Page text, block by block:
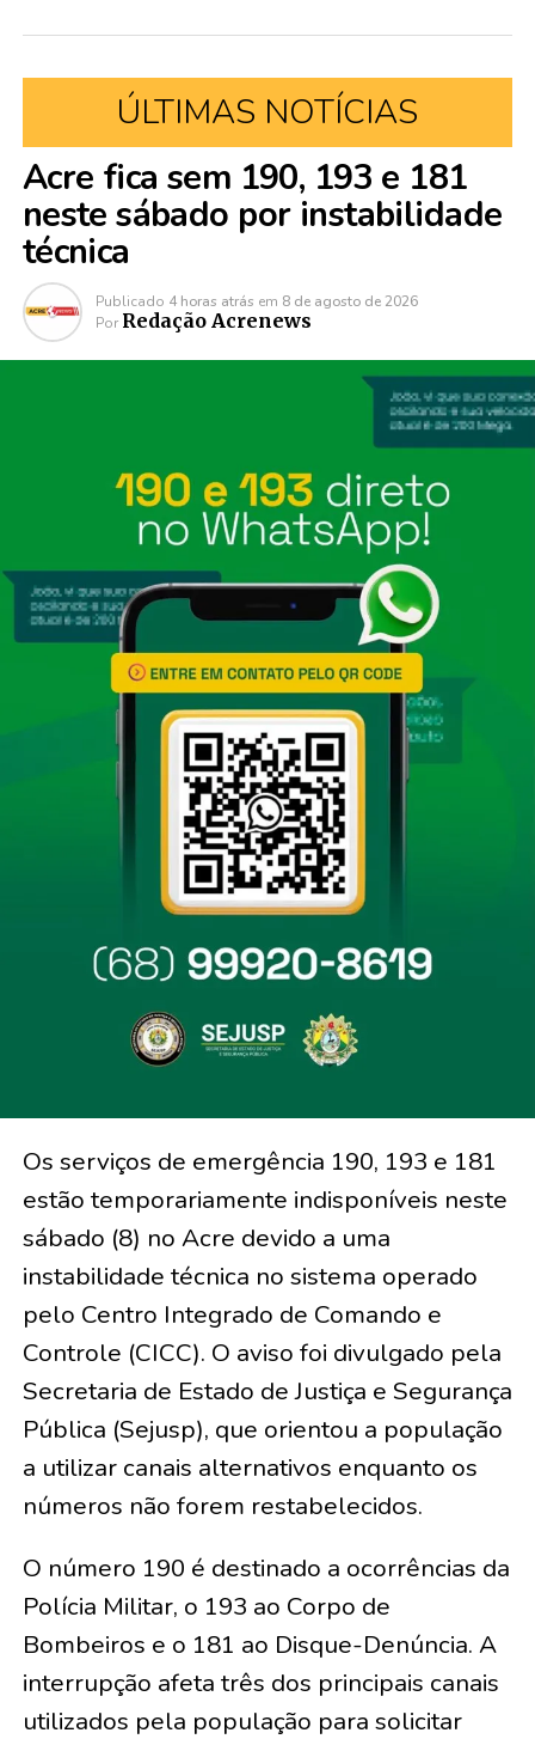
ÚLTIMAS NOTÍCIAS
Acre fica sem 190, 193 e 181
neste sábado por instabilidade
técnica
Publicado 4 horas atrás em 8 de agosto de 2026
Por Redação Acrenews
Os serviços de emergência 190, 193 e 181
estão temporariamente indisponíveis neste
sábado (8) no Acre devido a uma
instabilidade técnica no sistema operado
pelo Centro Integrado de Comando e
Controle (CICC). O aviso foi divulgado pela
Secretaria de Estado de Justiça e Segurança
Pública (Sejusp), que orientou a população
a utilizar canais alternativos enquanto os
números não forem restabelecidos.
O número 190 é destinado a ocorrências da
Polícia Militar, o 193 ao Corpo de
Bombeiros e o 181 ao Disque-Denúncia. A
interrupção afeta três dos principais canais
utilizados pela população para solicitar